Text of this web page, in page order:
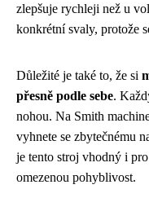
zlepšuje rychleji než u
konkrétní svaly, protože
Důležité je také to, že si
přesně podle sebe.
nohou. Na Smith
vyhnete se zbytečnému
je tento stroj vhodný i
omezenou pohyblivost.